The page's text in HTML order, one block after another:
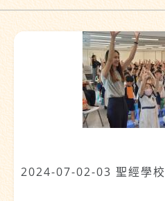
2024-07-02-03 聖經學校